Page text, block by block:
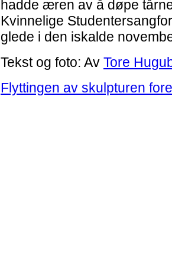
hadde æren av å døpe
Kvinnelige
glede i den iskalde
Tekst og foto: Av Tore
Flyttingen av skulpturen